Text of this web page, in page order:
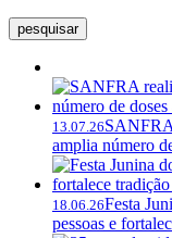
pesquisar
13.07.26SANFRA
amplia número
18.06.26Festa
pessoas e